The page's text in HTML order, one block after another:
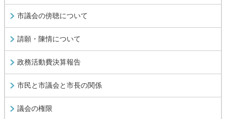
市議会の傍聴について
請願・陳情について
政務活動費決算報告
市民と市議会と市長の関係
議会の権限